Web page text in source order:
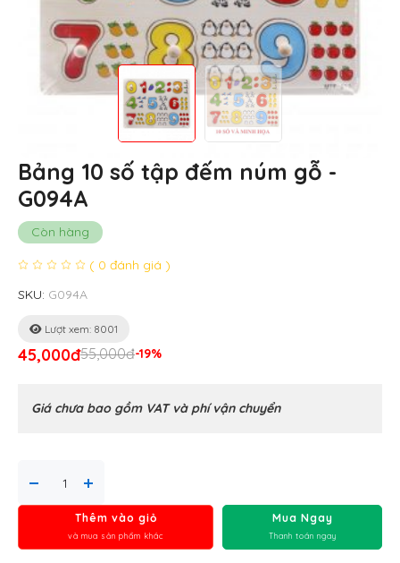
Bảng 10 số tập đếm núm gỗ -
G094A
Còn hàng
( 0 đánh giá )
SKU: G094A
Lượt xem: 8001
45,000đ55,000đ-19%
Giá chưa bao gồm VAT và phí vận chuyển
Thêm vào giỏ
và mua sản phẩm khác
Mua Ngay
Thanh toán ngay